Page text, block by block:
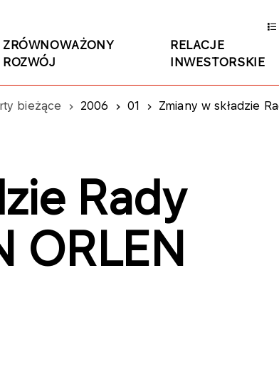
ZRÓWNOWAŻONY
ROZWÓJ
RELACJE
INWESTORSKIE
bieżące 2006 01 Zmiany w składzie
Rady
ORLEN